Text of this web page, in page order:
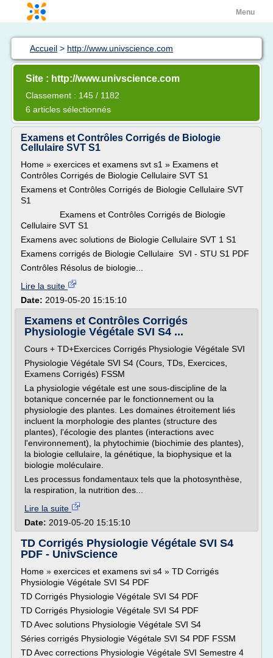
Menu
Accueil > http://www.univscience.com
Site : http://www.univscience.com
Classement : 145 / 1182
6 articles sélectionnés
Examens et Contrôles Corrigés de Biologie
Cellulaire SVT S1
Home » exercices et examens svt s1 » Examens et
Contrôles Corrigés de Biologie Cellulaire SVT S1
Examens et Contrôles Corrigés de Biologie Cellulaire SVT
S1
Examens et Contrôles Corrigés de Biologie
Cellulaire SVT S1
Examens avec solutions de Biologie Cellulaire SVT 1 S1
Examens corrigés de Biologie Cellulaire SVI - STU S1 PDF
Contrôles Résolus de biologie...
Lire la suite
Date: 2019-05-20 15:15:10
Examens et Contrôles Corrigés
Physiologie Végétale SVI S4 ...
Cours + TD+Exercices Corrigés Physiologie Végétale SVI
Physiologie Végétale SVI S4 (Cours, TDs, Exercices,
Examens Corrigés) FSSM
La physiologie végétale est une sous-discipline de la
botanique concernée par le fonctionnement ou la
physiologie des plantes. Les domaines étroitement liés
incluent la morphologie des plantes (structure des
plantes), l'écologie des plantes (interactions avec
l'environnement), la phytochimie (biochimie des plantes),
la biologie cellulaire, la génétique, la biophysique et la
biologie moléculaire.
Les processus fondamentaux tels que la photosynthèse,
la respiration, la nutrition des...
Lire la suite
Date: 2019-05-20 15:15:10
TD Corrigés Physiologie Végétale SVI S4
PDF - UnivScience
Home » exercices et examens svi s4 » TD Corrigés
Physiologie Végétale SVI S4 PDF
TD Corrigés Physiologie Végétale SVI S4 PDF
TD Corrigés Physiologie Végétale SVI S4 PDF
TD Avec solutions Physiologie Végétale SVI S4
Séries corrigés Physiologie Végétale SVI S4 PDF FSSM
TD Avec corrections Physiologie Végétale SVI Semestre 4